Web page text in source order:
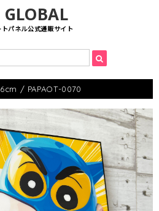
GLOBAL
パネル公式通販サイト
/ PAPAOT-0070